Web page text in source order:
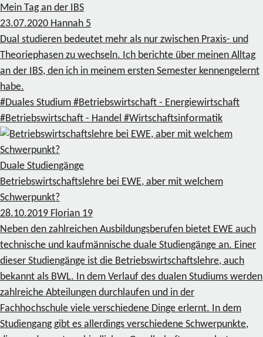
Mein Tag an der IBS
23.07.2020 Hannah 5
Dual studieren bedeutet mehr als nur zwischen Praxis- und
Theoriephasen zu wechseln. Ich berichte über meinen Alltag
an der IBS, den ich in meinem ersten Semester kennengelernt
habe.
#Duales Studium #Betriebswirtschaft - Energiewirtschaft
#Betriebswirtschaft - Handel #Wirtschaftsinformatik
Duale Studiengänge
Betriebswirtschaftslehre bei EWE, aber mit welchem
Schwerpunkt?
28.10.2019 Florian 19
Neben den zahlreichen Ausbildungsberufen bietet EWE auch
technische und kaufmännische duale Studiengänge an. Einer
dieser Studiengänge ist die Betriebswirtschaftslehre, auch
bekannt als BWL. In dem Verlauf des dualen Studiums werden
zahlreiche Abteilungen durchlaufen und in der
Fachhochschule viele verschiedene Dinge erlernt. In dem
Studiengang gibt es allerdings verschiedene Schwerpunkte,